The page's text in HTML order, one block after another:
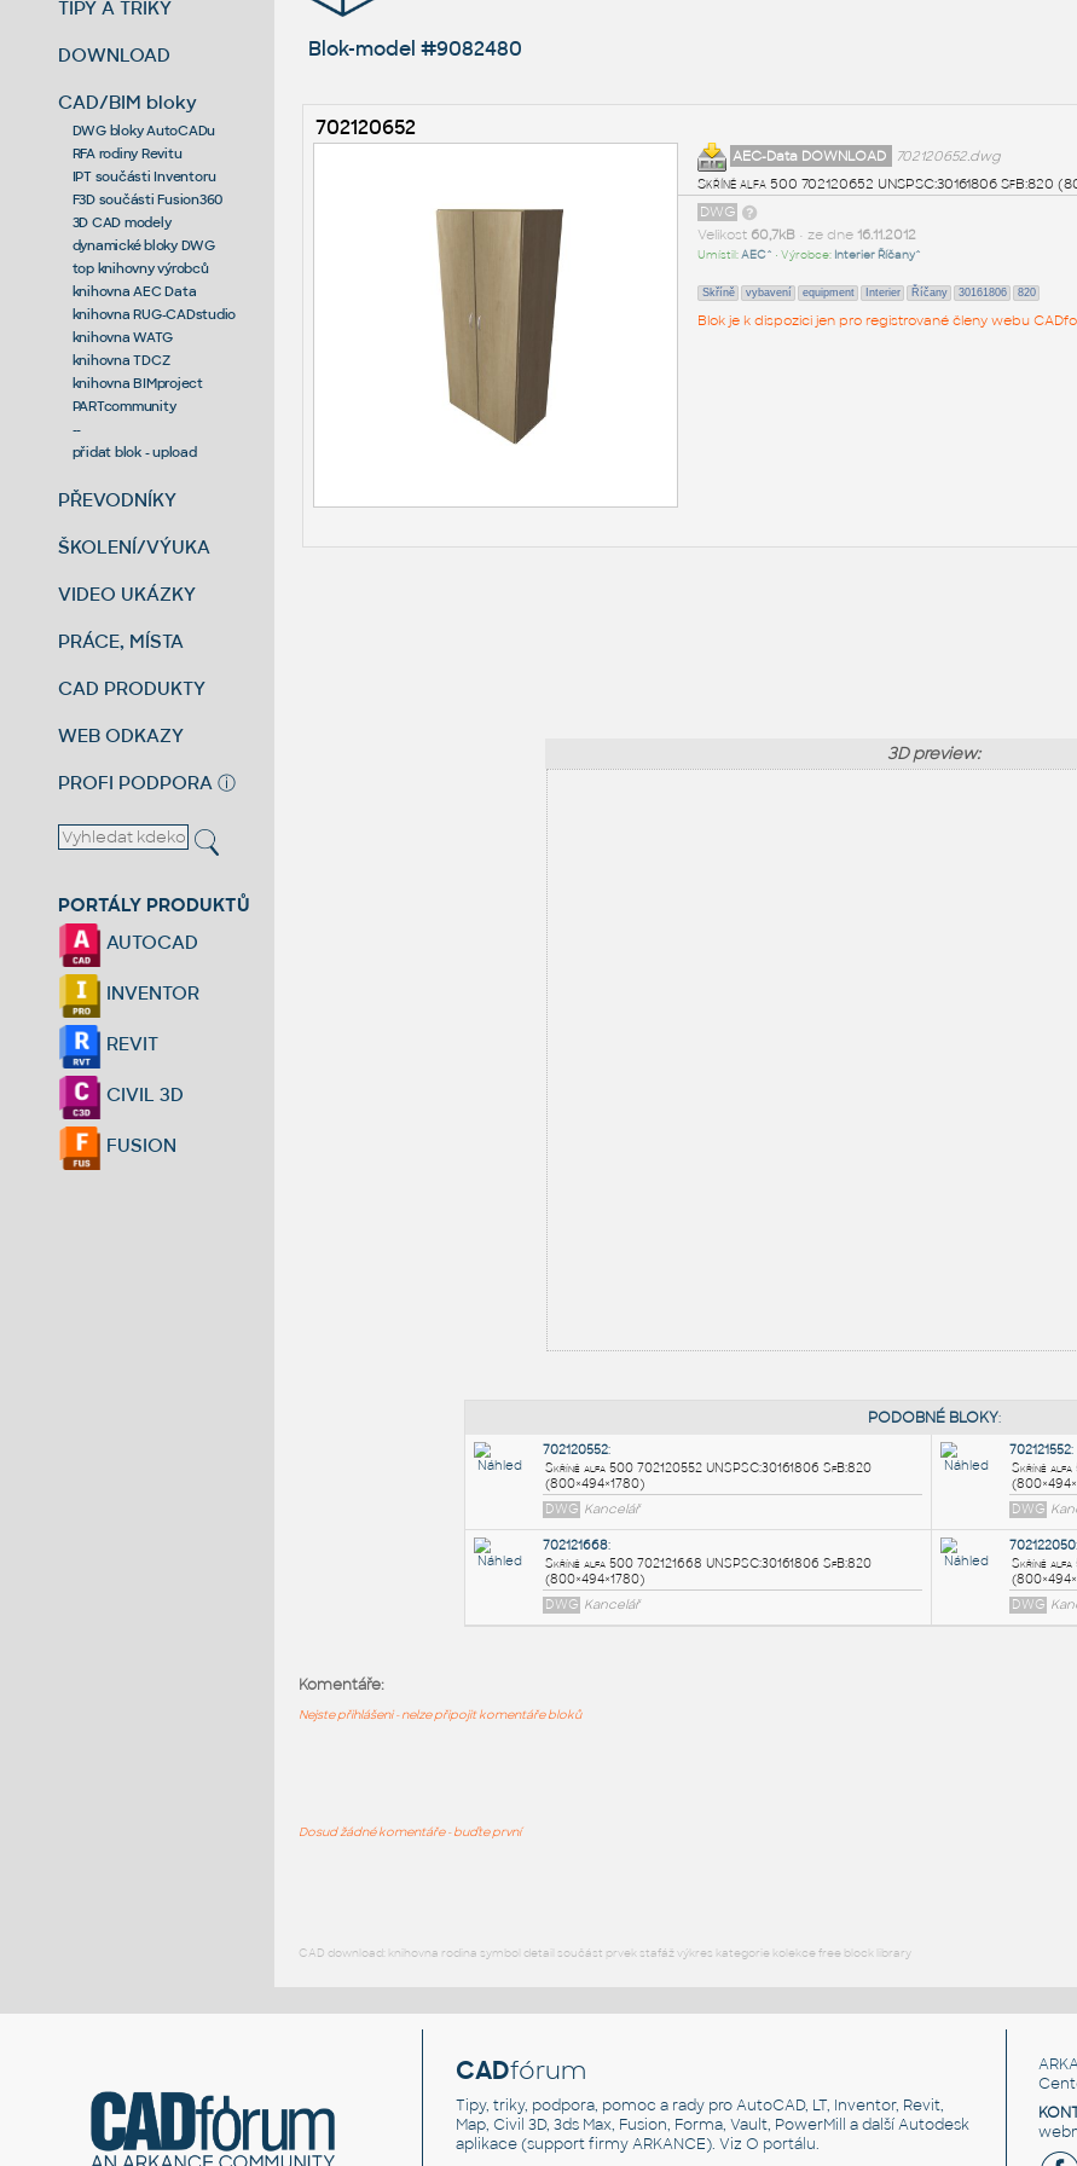
TIPY A TRIKY
DOWNLOAD
CAD/BIM bloky
DWG bloky AutoCADu
RFA rodiny Revitu
IPT součásti Inventoru
F3D součásti Fusion360
3D CAD modely
dynamické bloky DWG
top knihovny výrobců
knihovna AEC Data
knihovna RUG-CADstudio
knihovna WATG
knihovna TDCZ
knihovna BIMproject
PARTcommunity
--
přidat blok - upload
PŘEVODNÍKY
ŠKOLENÍ/VÝUKA
VIDEO UKÁZKY
PRÁCE, MÍSTA
CAD PRODUKTY
WEB ODKAZY
PROFI PODPORA ⓘ
PORTÁLY PRODUKTŮ
AUTOCAD
INVENTOR
REVIT
CIVIL 3D
FUSION
Blok-model #9082480
702120652
AEC-Data DOWNLOAD
702120652.dwg
Skříně alfa 500 702120652 UNSPSC:30161806 SfB:820
DWG
Velikost 60,7kB• ze dne 16.11.2012
Umístil:AEC^ • Výrobce: Interier Říčany^
Skříně vybavení equipment Interier Říčany 30161806 820
Blok je k dispozici jen pro registrované členy webu
3D preview:
(800×494×1780)
Komentáře:
Nejste přihlášeni - nelze připojit komentáře bloků
Dosud žádné komentáře - buďte první
CAD download: knihovna rodina symbol detail součást prvek stafáž výkres kategorie kolekce free block library
CADfórum
Tipy, triky, podpora, pomoc a rady pro AutoCAD, LT, Inventor, Revit,
Map, Civil 3D, 3ds Max, Fusion, Forma, Vault, PowerMill a další Autodesk
aplikace (support firmy ARKANCE). VizO portálu.